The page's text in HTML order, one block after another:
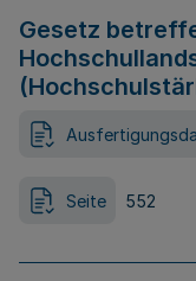
Gesetz
Seite 552